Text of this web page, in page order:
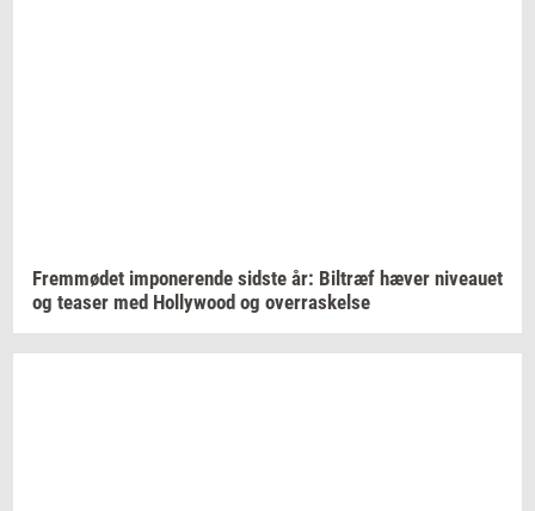
Frem­mø­det im­po­ne­ren­de sid­ste år: Bil­træf hæver ni­veau­et
og tea­ser med Hol­lywood og over­ra­skel­se